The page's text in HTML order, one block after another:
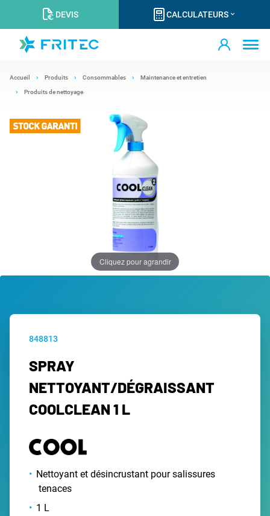
DEVIS CALCULATEURS
Accueil Produits Consommables Maintenance et entretien
Produits de nettoyage
Cliquez pour agrandir
848813
SPRAY
NETTOYANT/DÉGRAISSANT
COOLCLEAN 1 L
Nettoyant et désincrustant pour salissures
tenaces
1 L